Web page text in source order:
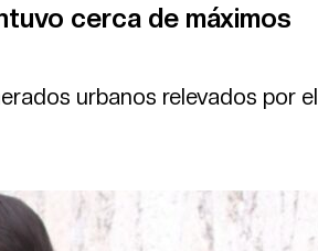
cerca de máximos
urbanos relevados por el